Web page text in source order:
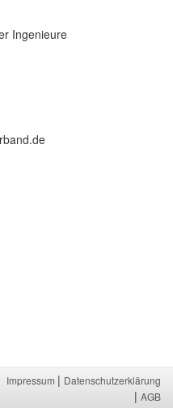
Ingenieure
Impressum | Datenschutzerklärung
| AGB